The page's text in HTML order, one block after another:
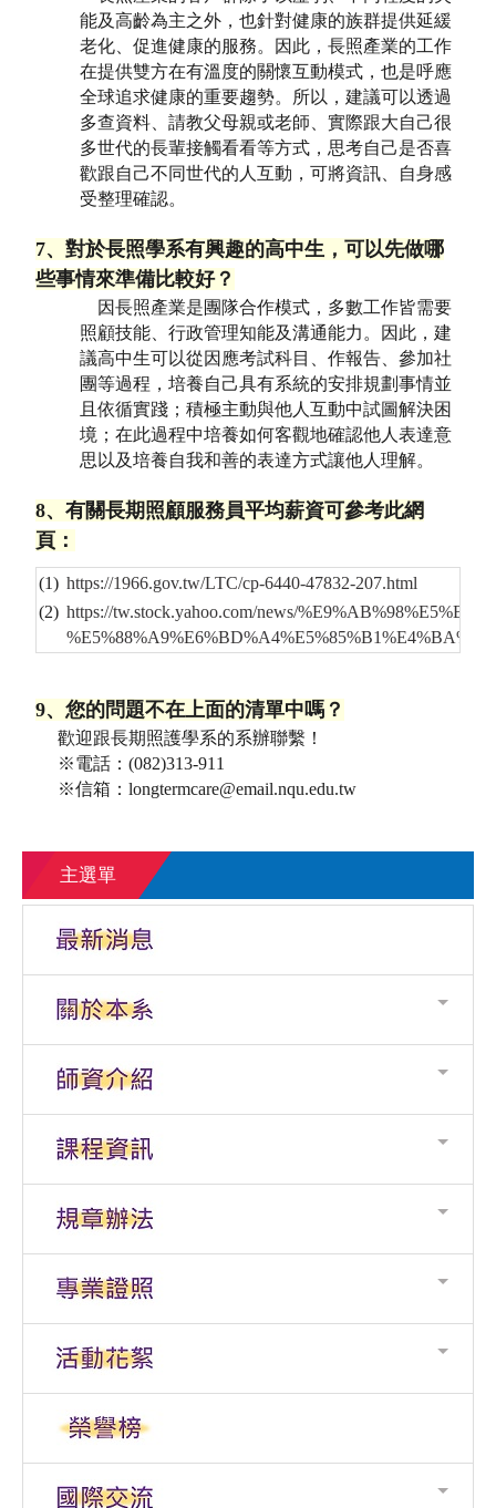
能及高齡為主之外，也針對健康的族群提供延緩
老化、促進健康的服務。因此，長照產業的工作
在提供雙方在有溫度的關懷互動模式，也是呼應
全球追求健康的重要趨勢。所以，建議可以透過
多查資料、請教父母親或老師、實際跟大自己很
多世代的長輩接觸看看等方式，思考自己是否喜
歡跟自己不同世代的人互動，可將資訊、自身感
受整理確認。
7、對於長照學系有興趣的高中生，可以先做哪
些事情來準備比較好？
因長照產業是團隊合作模式，多數工作皆需要
照顧技能、行政管理知能及溝通能力。因此，建
議高中生可以從因應考試科目、作報告、參加社
團等過程，培養自己具有系統的安排規劃事情並
且依循實踐；積極主動與他人互動中試圖解決困
境；在此過程中培養如何客觀地確認他人表達意
思以及培養自我和善的表達方式讓他人理解。
8、有關長期照顧服務員平均薪資可參考此網
頁：
(1) https://1966.gov.tw/LTC/cp-6440-47832-207.html
(2) https://tw.stock.yahoo.com/news/
9、您的問題不在上面的清單中嗎？
歡迎跟長期照護學系的系辦聯繫！
※電話：(082)313-911
※信箱：longtermcare@email.nqu.edu.tw
主選單